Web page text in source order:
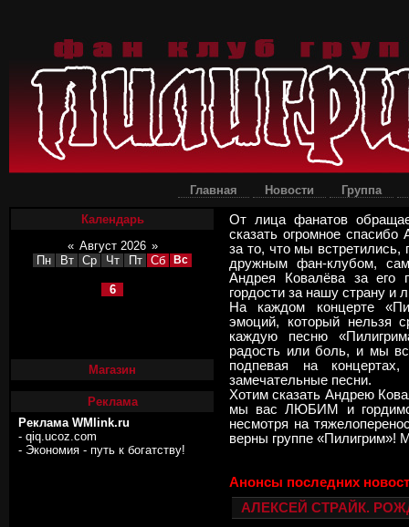
Главная Новости Группа
Календарь
« Август 2026 »
Пн
Вт Ср Чт Пт Сб
Вс
6
Магазин
Реклама
Реклама WMlink.ru
- qiq.ucoz.com
- Экономия - путь к богатству!
От лица фанатов
сказать огромное
за то, что мы встретились,
дружным фан-клубом,
Андрея Ковалёва за его
гордости за нашу страну и
На каждом концерте
эмоций, который нельзя
каждую песню
радость или боль, и мы
подпевая на
замечательные песни.
Хотим сказать Андрею
мы вас ЛЮБИМ и
несмотря на
верны группе «Пилигрим»!
Анонсы последних
АЛЕКСЕЙ СТРАЙК.